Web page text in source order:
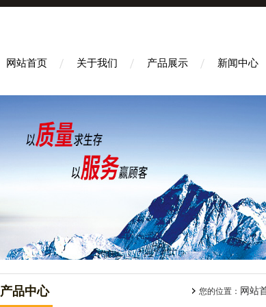
网站首页 关于我们 产品展示 新闻中心
产品中心 您的位置： 网站